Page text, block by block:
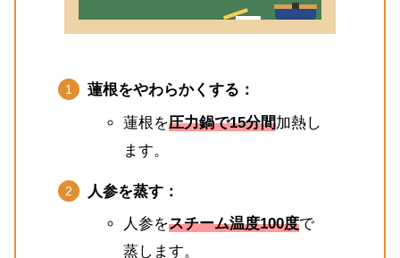
蓮根をやわらかくする：
蓮根を圧力鍋で15分間加熱し
ます。
人参を蒸す：
人参をスチーム温度100度で
蒸します。